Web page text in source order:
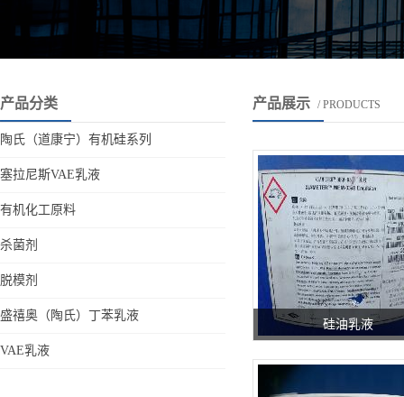
产品分类
陶氏（道康宁）有机硅系列
塞拉尼斯VAE乳液
有机化工原料
杀菌剂
脱模剂
盛禧奥（陶氏）丁苯乳液
VAE乳液
产品展示 / PRODUCTS
硅油乳液